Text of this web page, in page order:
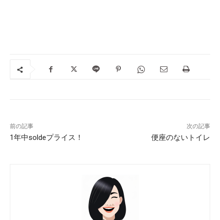
前の記事
1年中soldeプライス！
次の記事
便座のないトイレ